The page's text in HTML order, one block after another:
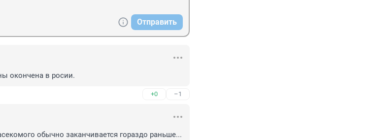
Отправить
окончена в росии.
+0 –1
обычно заканчивается гораздо раньше...